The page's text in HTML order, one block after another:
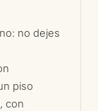
no dejes
piso
, con